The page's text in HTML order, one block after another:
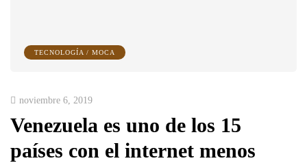
TECNOLOGÍA / MOCA
noviembre 6, 2019
Venezuela es uno de los 15
países con el internet menos